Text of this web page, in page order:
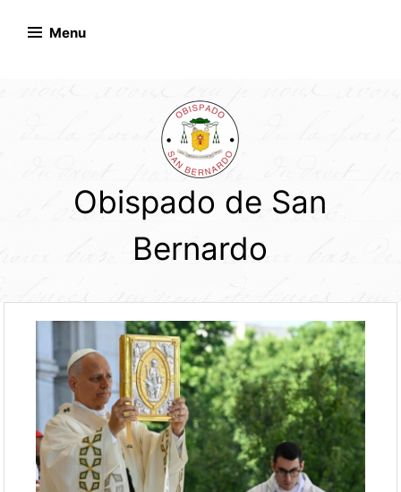
Menu
Obispado de San
Bernardo